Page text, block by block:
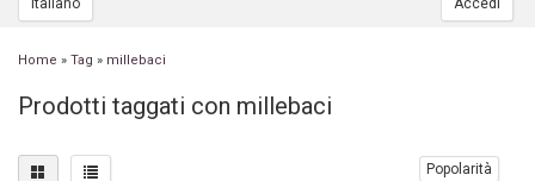
Italiano Accedi
Home » Tag » millebaci
Prodotti taggati con millebaci
Popolarità